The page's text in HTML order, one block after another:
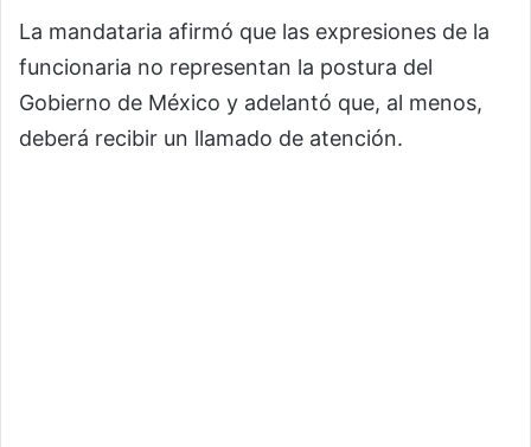
La mandataria afirmó que las expresiones de la
funcionaria no representan la postura del
Gobierno de México y adelantó que, al menos,
deberá recibir un llamado de atención.